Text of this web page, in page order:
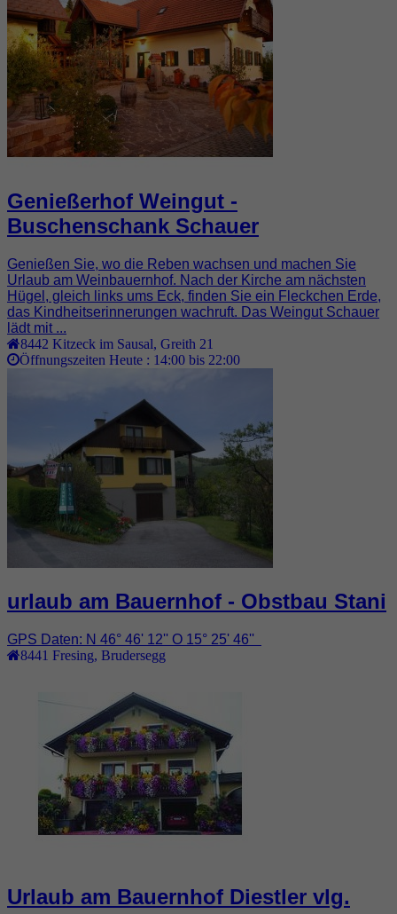
Genießerhof Weingut -
Buschenschank Schauer
Genießen Sie, wo die Reben wachsen und machen Sie
Urlaub am Weinbauernhof. Nach der Kirche am nächsten
Hügel, gleich links ums Eck, finden Sie ein Fleckchen Erde,
das Kindheitserinnerungen wachruft. Das Weingut Schauer
lädt mit ...
8442 Kitzeck im Sausal, Greith 21
Öffnungszeiten Heute : 14:00 bis 22:00
urlaub am Bauernhof - Obstbau Stani
GPS Daten: N 46° 46' 12'' O 15° 25' 46''
8441 Fresing Brudersegg
Urlaub am Bauernhof Diestler vlg.